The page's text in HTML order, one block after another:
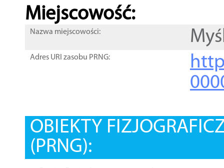
Miejscowość:
Nazwa miejscowości:
Adres URI zasobu PRNG:
OBIEKTY
(PRNG):